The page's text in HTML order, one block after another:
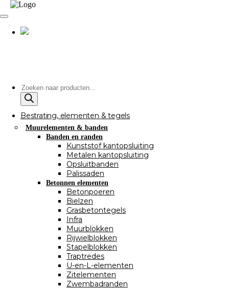
Producten
zoeken
Bestrating, elementen & tegels
Muurelementen & banden
Banden en randen
Kunststof kantopsluiting
Metalen kantopsluiting
Opsluitbanden
Palissaden
Betonnen elementen
Betonpoeren
Bielzen
Grasbetontegels
Infra
Muurblokken
Rijwielblokken
Stapelblokken
Traptredes
U-en-L-elementen
Zitelementen
Zwembadranden